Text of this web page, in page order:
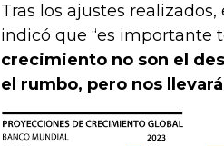
Tras los ajustes
indicó que “es importante
crecimiento no son el
el rumbo, pero nos